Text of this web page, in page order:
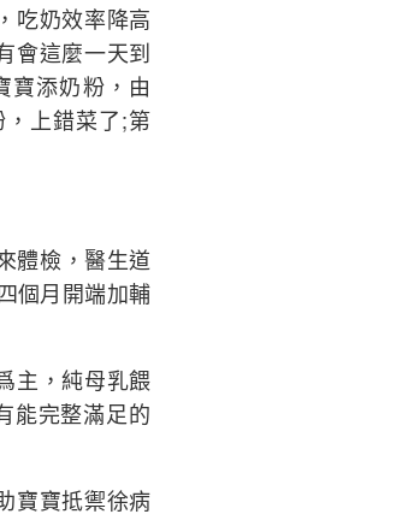
吃奶效率降高
會這麼一天到
寶添奶粉，由
上錯菜了;第
體檢，醫生道
個月開端加輔
主，純母乳餵
能完整滿足的
寶寶抵禦徐病